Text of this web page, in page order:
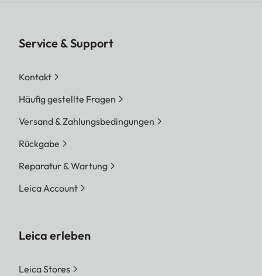
Service & Support
Kontakt
Häufig gestellte Fragen
Versand & Zahlungsbedingungen
Rückgabe
Reparatur & Wartung
Leica Account
Leica erleben
Leica Stores